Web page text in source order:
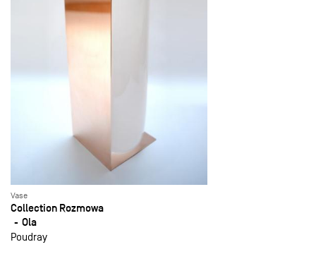
Vase
Collection Rozmowa
Ola
Poudray